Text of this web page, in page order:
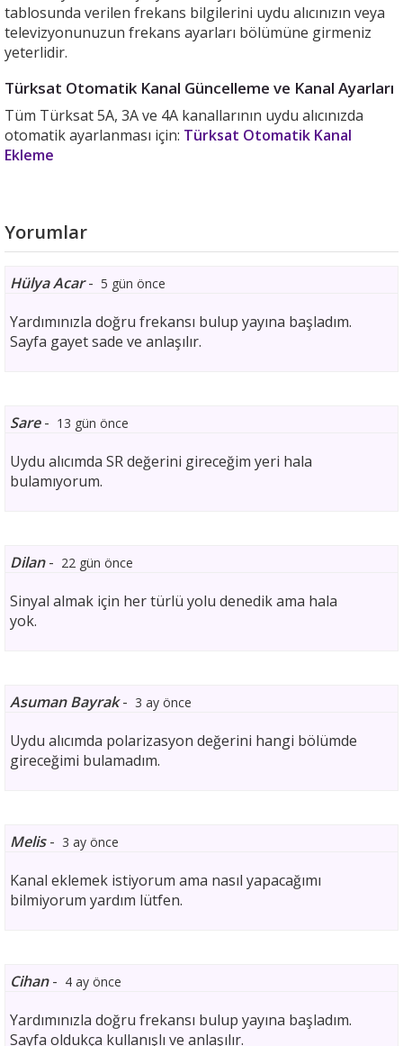
tablosunda verilen frekans bilgilerini uydu alıcınızın veya
televizyonunuzun frekans ayarları bölümüne girmeniz
yeterlidir.
Türksat Otomatik Kanal Güncelleme ve Kanal Ayarları
Tüm Türksat 5A, 3A ve 4A kanallarının uydu alıcınızda
otomatik ayarlanması için: Türksat Otomatik Kanal
Ekleme
Yorumlar
Hülya Acar- 5 gün önce
Yardımınızla doğru frekansı bulup yayına başladım.
Sayfa gayet sade ve anlaşılır.
Sare- 13 gün önce
Uydu alıcımda SR değerini gireceğim yeri hala
bulamıyorum.
Dilan- 22 gün önce
Sinyal almak için her türlü yolu denedik ama hala
yok.
Asuman Bayrak- 3 ay önce
Uydu alıcımda polarizasyon değerini hangi bölümde
gireceğimi bulamadım.
Melis- 3 ay önce
Kanal eklemek istiyorum ama nasıl yapacağımı
bilmiyorum yardım lütfen.
Cihan- 4 ay önce
Yardımınızla doğru frekansı bulup yayına başladım.
Sayfa oldukça kullanışlı ve anlaşılır.